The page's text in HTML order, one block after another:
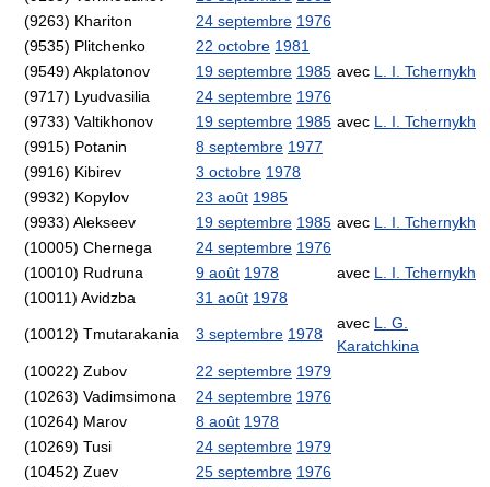
(9263) Khariton
24 septembre 1976
(9535) Plitchenko
22 octobre 1981
(9549) Akplatonov
19 septembre 1985 avec L. I. Tchernykh
(9717) Lyudvasilia
24 septembre 1976
(9733) Valtikhonov
19 septembre 1985 avec L. I. Tchernykh
(9915) Potanin
8 septembre 1977
(9916) Kibirev
3 octobre 1978
(9932) Kopylov
23 août 1985
(9933) Alekseev
19 septembre 1985 avec L. I. Tchernykh
(10005) Chernega
24 septembre 1976
(10010) Rudruna
9 août 1978 avec L. I. Tchernykh
(10011) Avidzba
31 août 1978
(10012) Tmutarakania 3 septembre 1978
avec L. G.
Karatchkina
(10022) Zubov
22 septembre 1979
(10263) Vadimsimona
24 septembre 1976
(10264) Marov
8 août 1978
(10269) Tusi
24 septembre 1979
(10452) Zuev
25 septembre 1976